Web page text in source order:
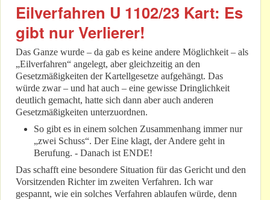
Eilverfahren U 1102/23 Kart: Es
gibt nur Verlierer!
Das Ganze wurde – da gab es keine andere Möglichkeit – als
„Eilverfahren“ angelegt, aber gleichzeitig an den
Gesetzmäßigkeiten der Kartellgesetze aufgehängt. Das
würde zwar – und hat auch – eine gewisse Dringlichkeit
deutlich gemacht, hatte sich dann aber auch anderen
Gesetzmäßigkeiten unterzuordnen.
So gibt es in einem solchen Zusammenhang immer nur
„zwei Schuss“. Der Eine klagt, der Andere geht in
Berufung. - Danach ist ENDE!
Das schafft eine besondere Situation für das Gericht und den
Vorsitzenden Richter im zweiten Verfahren. Ich war
gespannt, wie ein solches Verfahren ablaufen würde, denn